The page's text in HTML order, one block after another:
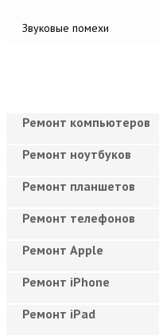
Звуковые помехи
Ремонт компьютеров
Ремонт ноутбуков
Ремонт планшетов
Ремонт телефонов
Ремонт Apple
Ремонт iPhone
Ремонт iPad